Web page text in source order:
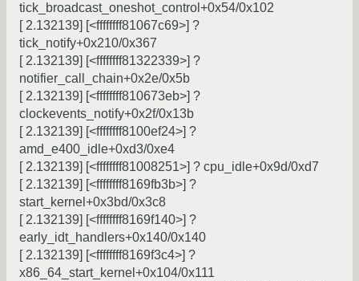
tick_broadcast_oneshot_control+0x54/0x102
[ 2.132139] [<ffffffff81067c69>] ?
tick_notify+0x210/0x367
[ 2.132139] [<ffffffff81322339>] ?
notifier_call_chain+0x2e/0x5b
[ 2.132139] [<ffffffff810673eb>] ?
clockevents_notify+0x2f/0x13b
[ 2.132139] [<ffffffff8100ef24>] ?
amd_e400_idle+0xd3/0xe4
[ 2.132139] [<ffffffff81008251>] ? cpu_idle+0x9d/0xd7
[ 2.132139] [<ffffffff8169fb3b>] ?
start_kernel+0x3bd/0x3c8
[ 2.132139] [<ffffffff8169f140>] ?
early_idt_handlers+0x140/0x140
[ 2.132139] [<ffffffff8169f3c4>] ?
x86_64_start_kernel+0x104/0x111